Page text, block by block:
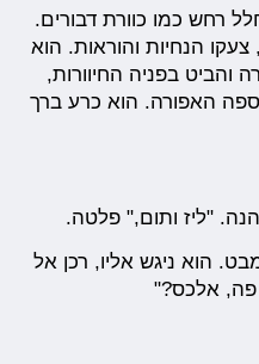
רחש כמו כוורת דבורים.
הנחיות והוראות. הוא
בפניה החיוורות,
האפורה. הוא כרע ברך
"ליז ותום," פלטה.
הוא ניגש אליו, רכן אל
פה, אלכס?"